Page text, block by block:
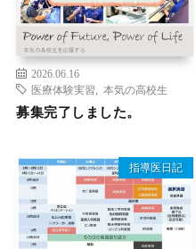
2026.06.16
医療体験実習
本気の高校生
募集完了しました。
指導医日記